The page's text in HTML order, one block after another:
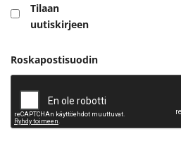
Tilaan
uutiskirjeen
Roskapostisuodin